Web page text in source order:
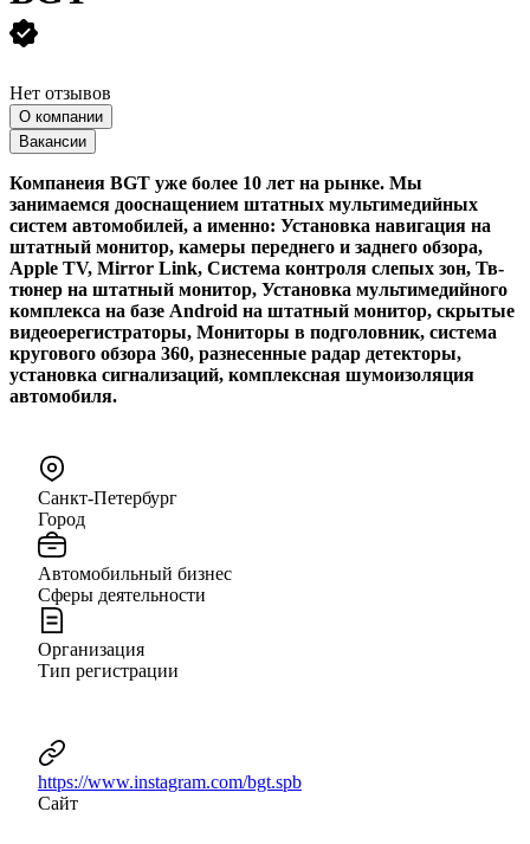
Нет отзывов
О компании
Вакансии
Компанеия BGT уже более 10 лет на рынке. Мы
занимаемся дооснащением штатных мультимедийных
систем автомобилей, а именно: Установка навигация на
штатный монитор, камеры переднего и заднего обзора,
Apple TV, Mirror Link, Система контроля слепых зон, Тв-
тюнер на штатный монитор, Установка мультимедийного
комплекса на базе Android на штатный монитор, скрытые
видеоерегистраторы, Мониторы в подголовник, система
кругового обзора 360, разнесенные радар детекторы,
установка сигнализаций, комплексная шумоизоляция
автомобиля.
Санкт-Петербург
Город
Автомобильный бизнес
Сферы деятельности
Организация
Тип регистрации
https://www.instagram.com/bgt.spb
Сайт